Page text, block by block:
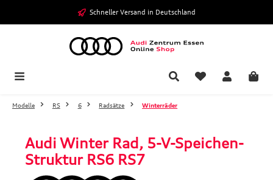
Zum Hauptinhalt springen Schneller Versand in Deutschland
Modelle RS 6 Radsätze Winterräder
Audi Winter Rad, 5-V-Speichen-
Struktur RS6 RS7